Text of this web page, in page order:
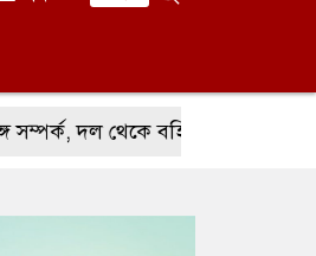
দল থেকে বহিষ্কার জামায়াত নেতা